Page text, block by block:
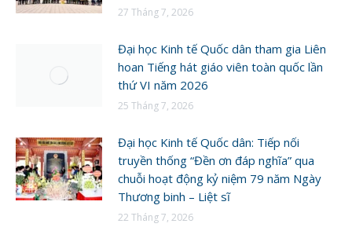
27 Tháng 7, 2026
Đại học Kinh tế Quốc dân tham gia Liên
hoan Tiếng hát giáo viên toàn quốc lần
thứ VI năm 2026
25 Tháng 7, 2026
Đại học Kinh tế Quốc dân: Tiếp nối
truyền thống “Đền ơn đáp nghĩa” qua
chuỗi hoạt động kỷ niệm 79 năm Ngày
Thương binh – Liệt sĩ
22 Tháng 7, 2026